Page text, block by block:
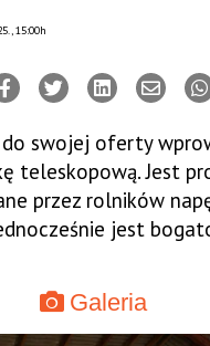
15:00h
swojej oferty
teleskopową. Jest
przez rolników
jest
Galeria